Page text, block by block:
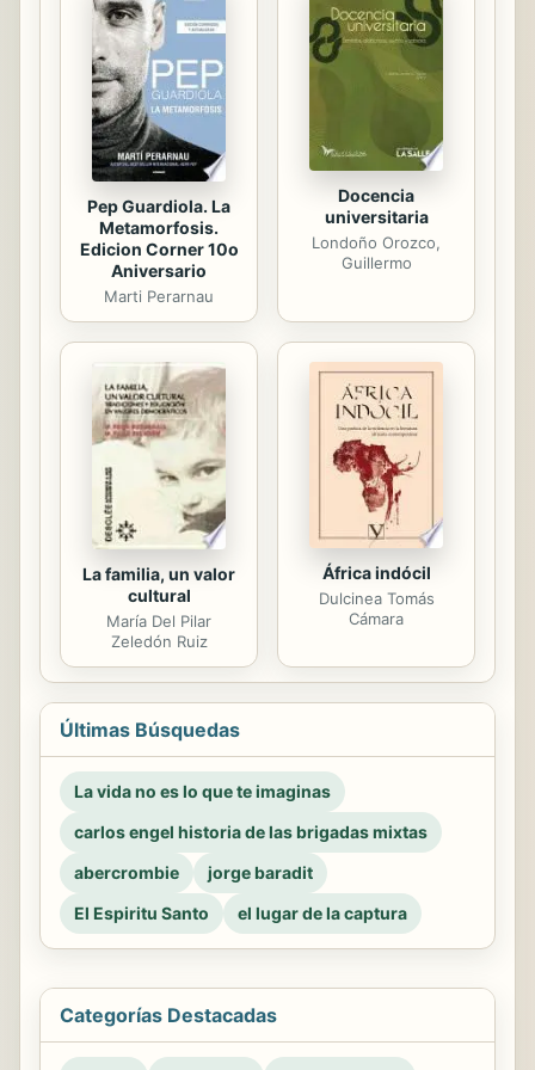
Principiante. Nivel I 1.Introducción 2.
¿Qué significa Reiki? ¿Qué es el
Reiki? ¿Cómo funciona el Reiki? 3.
¿Cuáles son las principales
Tradiciones ...
Pep Guardiola. La
Metamorfosis.
Edicion Corner 10o
Aniversario
Marti Perarnau
Docencia
universitaria
Londoño Orozco,
Guillermo
La familia, un valor
cultural
María Del Pilar
Zeledón Ruiz
África indócil
Dulcinea Tomás
Cámara
Últimas Búsquedas
La vida no es lo que te imaginas
carlos engel historia de las brigadas mixtas
abercrombie
jorge baradit
El Espiritu Santo
el lugar de la captura
Categorías Destacadas